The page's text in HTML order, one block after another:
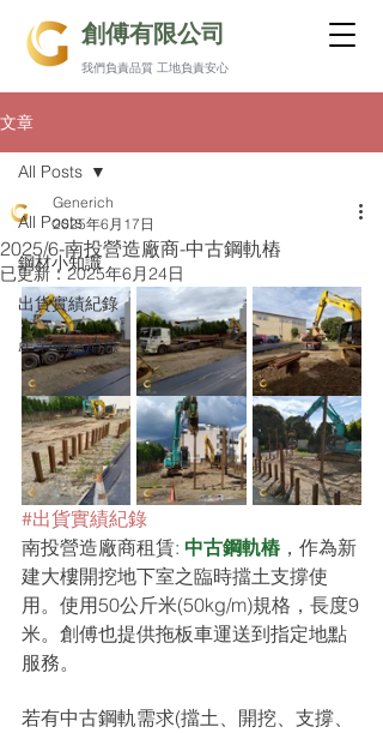
創傅有限公司
我們負責品質 工地負責安心
文章
All Posts
鋼材小知識
出貨實績紀錄
產業重點消息
All Posts
2025/6-南投營造廠商-中古鋼軌樁
Generich
2025年6月17日
已更新：2025年6月24日
#出貨實績紀錄
南投營造廠商租賃: 中古鋼軌樁 ，作為新
建大樓開挖地下室之臨時擋土支撐使
用。使用50公斤米(50kg/m)規格，長度9
米。創傅也提供拖板車運送到指定地點
服務。
若有中古鋼軌需求(擋土、開挖、支撐、